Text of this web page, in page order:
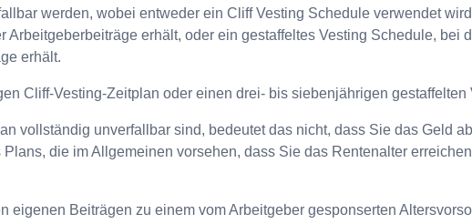
werden, wobei entweder ein Cliff Vesting Schedule verwendet
Arbeitgeberbeiträge erhält, oder ein gestaffeltes Vesting Schedule, bei
erhält.
Cliff-Vesting-Zeitplan oder einen drei- bis siebenjährigen gestaffelten
vollständig unverfallbar sind, bedeutet das nicht, dass Sie das Geld
die im Allgemeinen vorsehen, dass Sie das Rentenalter
eigenen Beiträgen zu einem vom Arbeitgeber gesponserten